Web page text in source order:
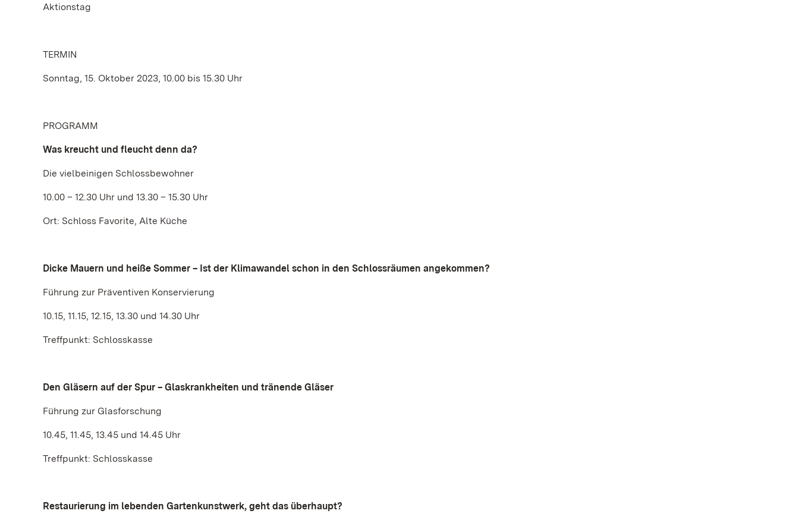
Aktionstag
TERMIN
Sonntag, 15. Oktober 2023, 10.00 bis 15.30 Uhr
PROGRAMM
Was kreucht und fleucht denn da?
Die vielbeinigen Schlossbewohner
10.00 – 12.30 Uhr und 13.30 – 15.30 Uhr
Ort: Schloss Favorite, Alte Küche
Dicke Mauern und heiße Sommer – Ist der Klimawandel schon in den Schlossräumen angekommen?
Führung zur Präventiven Konservierung
10.15, 11.15, 12.15, 13.30 und 14.30 Uhr
Treffpunkt: Schlosskasse
Den Gläsern auf der Spur – Glaskrankheiten und tränende Gläser
Führung zur Glasforschung
10.45, 11.45, 13.45 und 14.45 Uhr
Treffpunkt: Schlosskasse
Restaurierung im lebenden Gartenkunstwerk, geht das überhaupt?